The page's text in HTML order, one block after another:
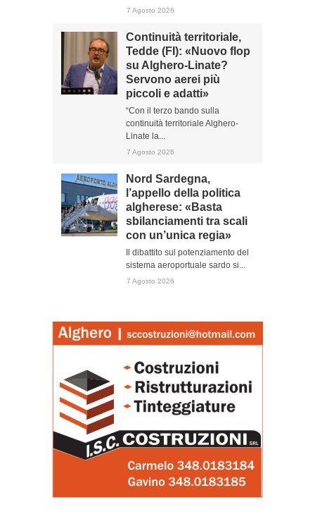
7 Agosto 2026
Continuità territoriale,
Tedde (FI): «Nuovo flop
su Alghero-Linate?
Servono aerei più
piccoli e adatti»
“Con il terzo bando sulla
continuità territoriale Alghero-
Linate la...
7 Agosto 2026
Nord Sardegna,
l’appello della politica
algherese: «Basta
sbilanciamenti tra scali
con un’unica regia»
Il dibattito sul potenziamento del
sistema aeroportuale sardo si...
7 Agosto 2026